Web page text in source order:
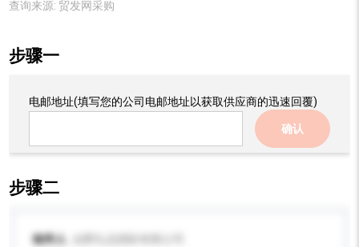
查询来源: 贸发网采购
步骤一
电邮地址(填写您的公司电邮地址以获取供应商的迅速回覆)
确认
步骤二
收件人